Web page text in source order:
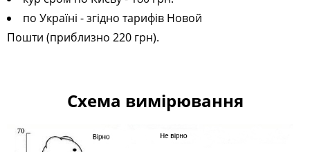
по Україні - згідно тарифів Новой
Пошти (приблизно 220 грн).
Схема вимірювання